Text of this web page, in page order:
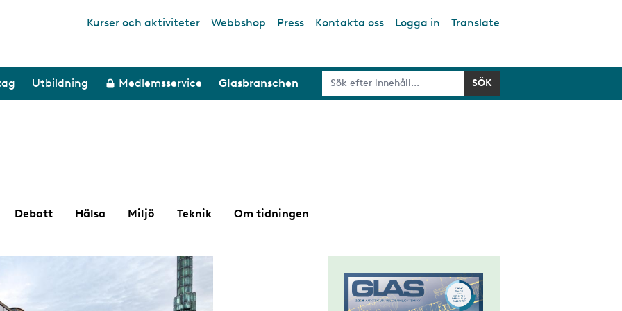
Top links
Kurser och aktiviteter Webbshop Press Kontakta oss Logga in Translate
Utbildning Medlemsservice Glasbranschen
Debatt Hälsa Miljö Teknik Om tidningen